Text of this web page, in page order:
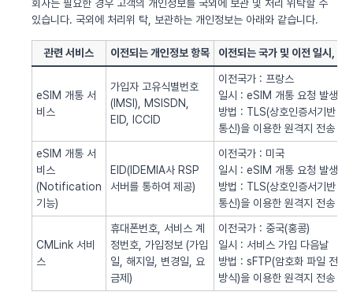
회사는 필요한 경우 고객의 개인정보를 국외에 보관 및 처리 위탁할 수
있습니다. 국외에 처리위 탁, 보관하는 개인정보는 아래와 같습니다.
관련 서비스 이전되는 개인정보 항목 이전되는 국가 및 이전 일시, 방
eSIM 개통 서
비스
가입자 고유식별번호
(IMSI), MSISDN,
EID, ICCID
이전국가 : 프랑스
일시 : eSIM 개통 요청 발생시
방법 : TLS(상호인증서기반
통신)을 이용한 원격지 전송
eSIM 개통 서
비스
(Notification
기능)
EID(IDEMIA사 RSP
서버를 통하여 제공)
이전국가 : 미국
일시 : eSIM 개통 요청 발생시
방법 : TLS(상호인증서기반
통신)을 이용한 원격지 전송
CMLink 서비
스
휴대폰번호, 서비스 계
정번호, 가입정보 (가입
일, 해지일, 변경일, 요
금제)
이전국가 : 중국(홍콩)
일시 : 서비스 가입 다음날
방법 : sFTP(암호화 파일 전송
방식)을 이용한 원격지 전송